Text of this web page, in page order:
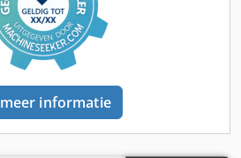
Technische gegevens
GmbH (nu Syntegon)
Type: CIP-installatie 8X0400
Staat: Nooit gebruikt / Nieuwstaat
uitvoering CE-markering
BOSCH Pharmatec CIP-
watertanks CIP-
informatie